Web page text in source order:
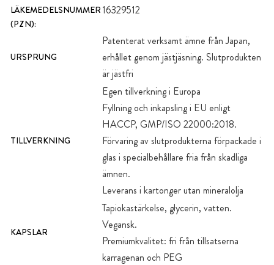
LÄKEMEDELSNUMMER
(PZN):
16329512
URSPRUNG
Patenterat verksamt ämne från Japan,
erhållet genom jästjäsning. Slutprodukten
är jästfri
TILLVERKNING
Egen tillverkning i Europa
Fyllning och inkapsling i EU enligt
HACCP, GMP/ISO 22000:2018.
Förvaring av slutprodukterna förpackade i
glas i specialbehållare fria från skadliga
ämnen.
Leverans i kartonger utan mineralolja
KAPSLAR
Tapiokastärkelse, glycerin, vatten.
Vegansk.
Premiumkvalitet: fri från tillsatserna
karragenan och PEG